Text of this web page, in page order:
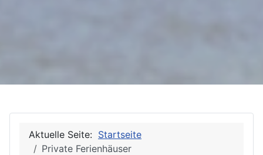
Aktuelle Seite: Startseite
Private Ferienhäuser